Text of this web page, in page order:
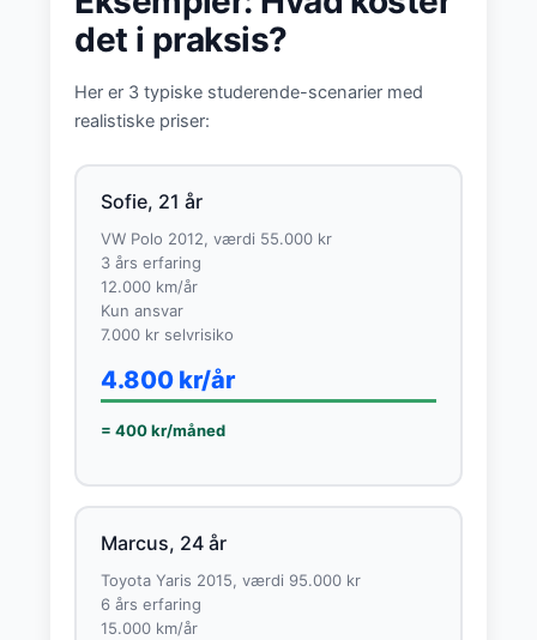
det i praksis?
Her er 3 typiske studerende-scenarier med
realistiske priser:
Sofie, 21 år
VW Polo 2012, værdi 55.000 kr
3 års erfaring
12.000 km/år
Kun ansvar
7.000 kr selvrisiko
4.800 kr/år
= 400 kr/måned
Marcus, 24 år
Toyota Yaris 2015, værdi 95.000 kr
6 års erfaring
15.000 km/år